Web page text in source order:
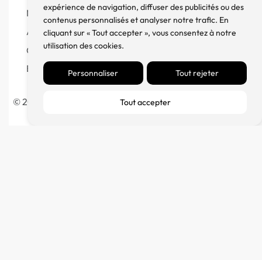
expérience de navigation, diffuser des publicités ou des
contenus personnalisés et analyser notre trafic. En
cliquant sur « Tout accepter », vous consentez à notre
utilisation des cookies.
Personnaliser Tout rejeter
Tout accepter
Mentions Légales
À propos
Contact
Blog
© 2023 France Major Diffusion – Fait avec ♥ par l’